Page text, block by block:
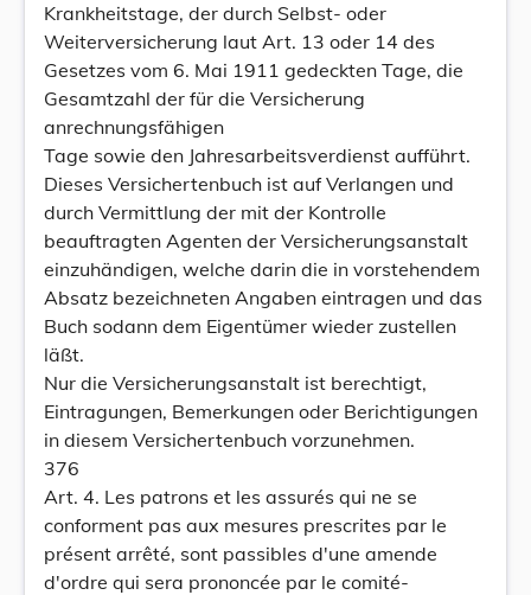
Krankheitstage, der durch Selbst- oder
Weiterversicherung laut Art. 13 oder 14 des
Gesetzes vom 6. Mai 1911 gedeckten Tage, die
Gesamtzahl der für die Versicherung
anrechnungsfähigen
Tage sowie den Jahresarbeitsverdienst aufführt.
Dieses Versichertenbuch ist auf Verlangen und
durch Vermittlung der mit der Kontrolle
beauftragten Agenten der Versicherungsanstalt
einzuhändigen, welche darin die in vorstehendem
Absatz bezeichneten Angaben eintragen und das
Buch sodann dem Eigentümer wieder zustellen
läßt.
Nur die Versicherungsanstalt ist berechtigt,
Eintragungen, Bemerkungen oder Berichtigungen
in diesem Versichertenbuch vorzunehmen.
376
Art. 4. Les patrons et les assurés qui ne se
conforment pas aux mesures prescrites par le
présent arrêté, sont passibles d'une amende
d'ordre qui sera prononcée par le comité-